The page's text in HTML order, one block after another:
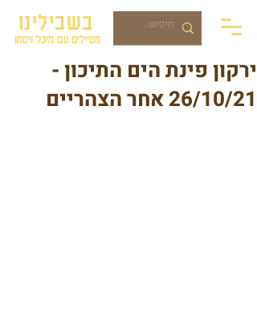
בשבילינו
מטיילים עם מיכל ויסמן
ירקון פינת הים התיכון -
26/10/21 אחר הצהריים